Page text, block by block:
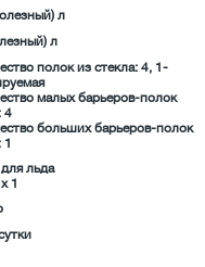
л
л
полок из стекла: 4, 1-
малых барьеров-полок
4
больших барьеров-полок
1
льда
1